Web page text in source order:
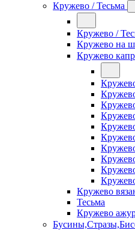
Кружево / Тесьма
Кружево /
Кружево на
Кружево
Кружево
Тесьма
Кружево